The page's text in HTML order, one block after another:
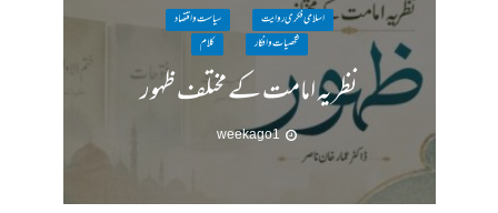
اسلامی فکری روایت
سیاست واقتصاد
شخصیات وافکار
کلام
نظریہ امامت کے مختلف ظہور
1 week ago